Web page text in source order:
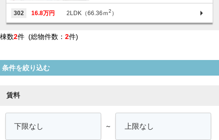
302 16.8万円 2LDK（66.36ｍ2 ）
棟数2件 (総物件数： 2件)
条件を絞り込む
賃料
～